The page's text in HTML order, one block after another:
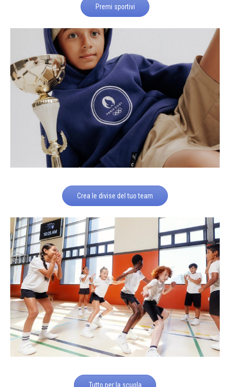
Premi sportivi
Crea le divise del tuo team
Tutto per la scuola